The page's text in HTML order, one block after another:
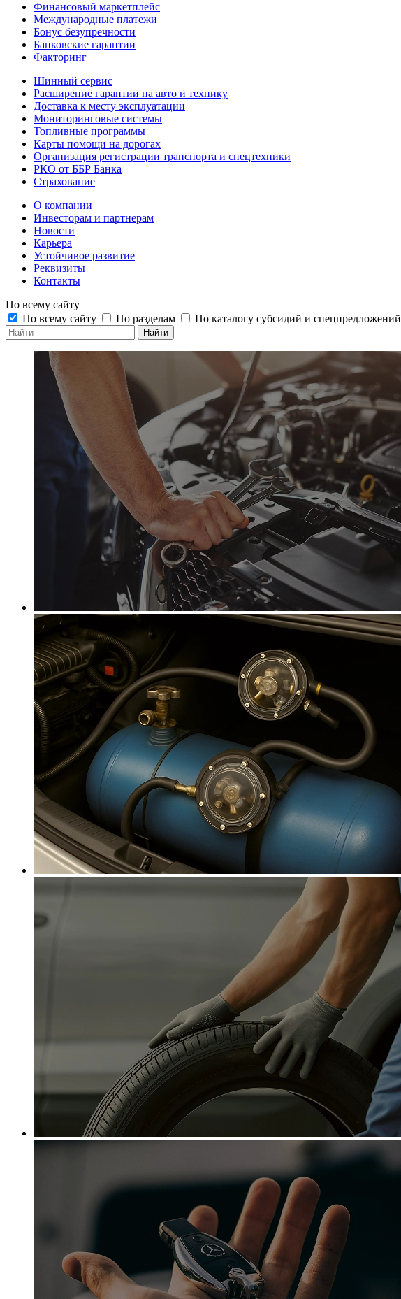
Финансовый маркетплейс
Международные платежи
Бонус безупречности
Банковские гарантии
Факторинг
Шинный сервис
Расширение гарантии на авто и технику
Доставка к месту эксплуатации
Мониторинговые системы
Топливные программы
Карты помощи на дорогах
Организация регистрации транспорта и спецтехники
РКО от ББР Банка
Страхование
О компании
Инвесторам и партнерам
Новости
Карьера
Устойчивое развитие
Реквизиты
Контакты
По всему сайту
По всему сайту
По разделам По каталогу субсидий и спецпредложений
Найти